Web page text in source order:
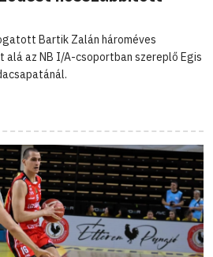
Bartik Zalán hároméves
az NB I/A-csoportban szereplő Egis